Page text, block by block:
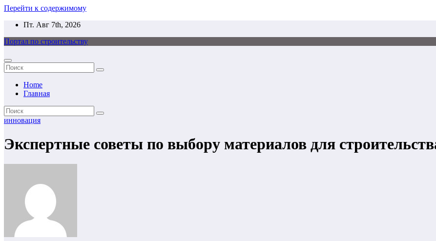
Перейти к содержимому
Пт. Авг 7th, 2026
Портал по строительству
Home
Главная
инновация
Экспертные советы по выбору материалов для